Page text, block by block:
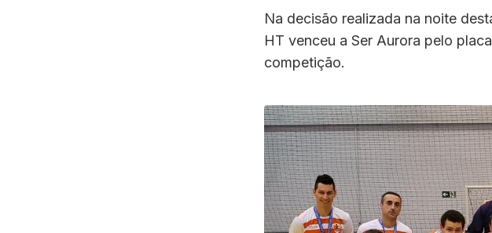
Na decisão realizada na noite
HT venceu a Ser Aurora pelo
competição.